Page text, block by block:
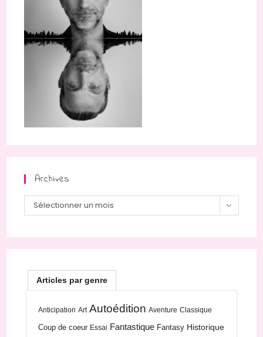
Archives
Archives
Sélectionner un mois
Articles par genre
Anticipation Art Autoédition Aventure Classique
Coup de coeur Essai Fantastique Fantasy Historique